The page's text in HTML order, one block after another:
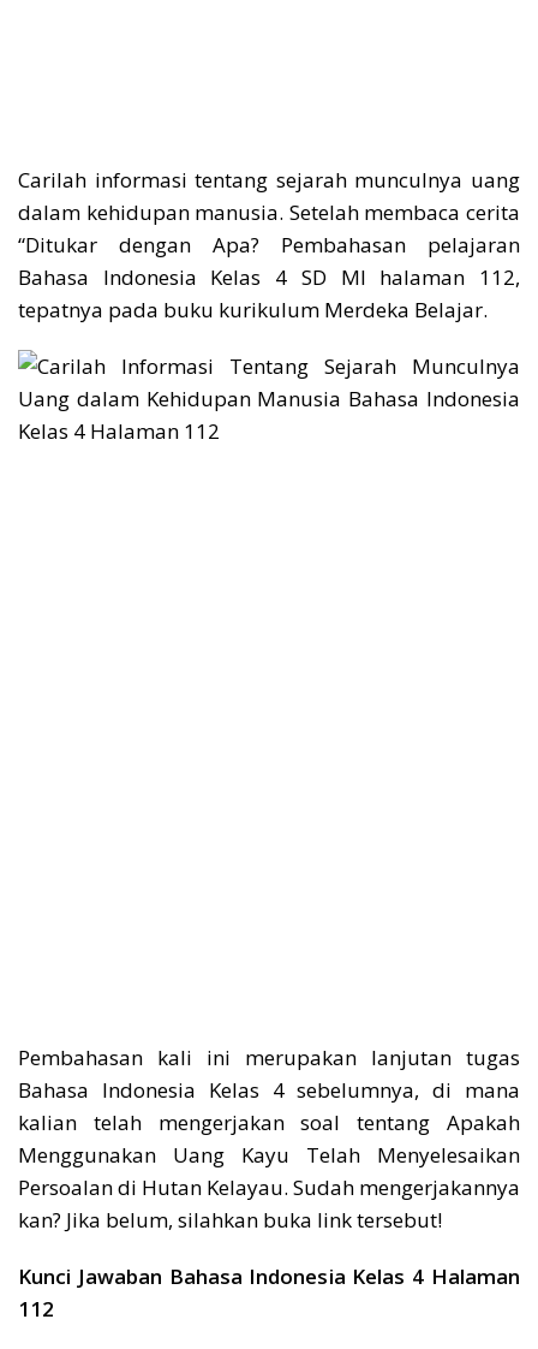
Carilah informasi tentang sejarah munculnya uang
dalam kehidupan manusia. Setelah membaca cerita
“Ditukar dengan Apa? Pembahasan pelajaran
Bahasa Indonesia Kelas 4 SD MI halaman 112,
tepatnya pada buku kurikulum Merdeka Belajar.
Pembahasan kali ini merupakan lanjutan tugas
Bahasa Indonesia Kelas 4 sebelumnya, di mana
kalian telah mengerjakan soal tentang Apakah
Menggunakan Uang Kayu Telah Menyelesaikan
Persoalan di Hutan Kelayau. Sudah mengerjakannya
kan? Jika belum, silahkan buka link tersebut!
Kunci Jawaban Bahasa Indonesia Kelas 4 Halaman
112